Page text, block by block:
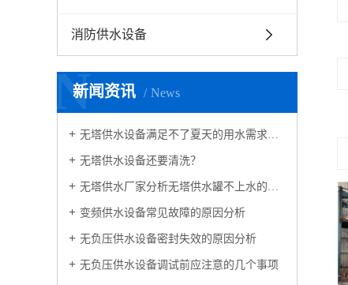
消防供水设备
新闻资讯 News
N
无塔供水设备满足不了夏天的用水需求咋办？
无塔供水设备还要清洗？
无塔供水厂家分析无塔供水罐不上水的解决办法
变频供水设备常见故障的原因分析
无负压供水设备密封失效的原因分析
无负压供水设备调试前应注意的几个事项